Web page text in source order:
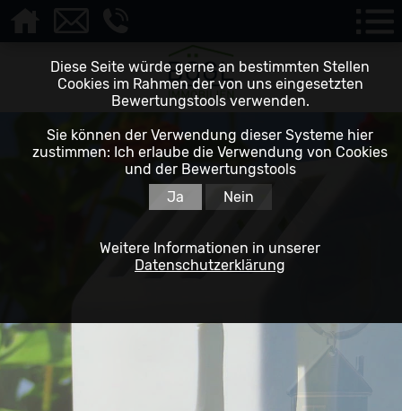
Diese Seite würde gerne an bestimmten Stellen
Cookies im Rahmen der von uns eingesetzten
Bewertungstools verwenden.
Sie können der Verwendung dieser Systeme hier
zustimmen: Ich erlaube die Verwendung von Cookies
und der Bewertungstools
Ja
Nein
Weitere Informationen in unserer
Datenschutzerklärung